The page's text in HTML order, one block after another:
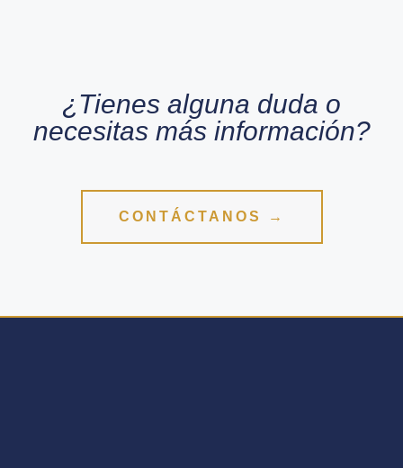
¿Tienes alguna duda o
necesitas más información?
CONTÁCTANOS →